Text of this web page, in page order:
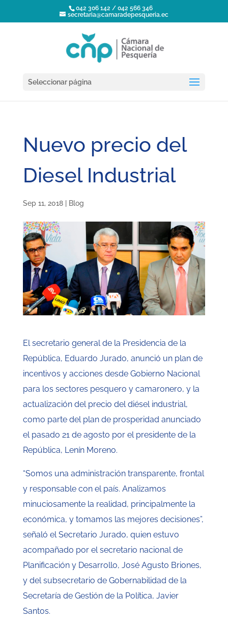
042 306 142 / 042 566 346
secretaria@camaradepesqueria.ec
Seleccionar página
Nuevo precio del
Diesel Industrial
Sep 11, 2018| Blog
El secretario general de la Presidencia de la
República, Eduardo Jurado, anunció un plan de
incentivos y acciones desde Gobierno Nacional
para los sectores pesquero y camaronero, y la
actualización del precio del diésel industrial,
como parte del plan de prosperidad anunciado
el pasado 21 de agosto por el presidente de la
República, Lenín Moreno.
“Somos una administración transparente, frontal
y responsable con el país. Analizamos
minuciosamente la realidad, principalmente la
económica, y tomamos las mejores decisiones”,
señaló el Secretario Jurado, quien estuvo
acompañado por el secretario nacional de
Planificación y Desarrollo, José Agusto Briones,
y del subsecretario de Gobernabilidad de la
Secretaría de Gestión de la Política, Javier
Santos.